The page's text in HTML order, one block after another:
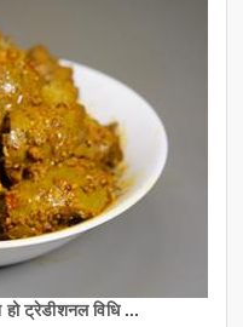
ट्रेडीशनल विधि ...